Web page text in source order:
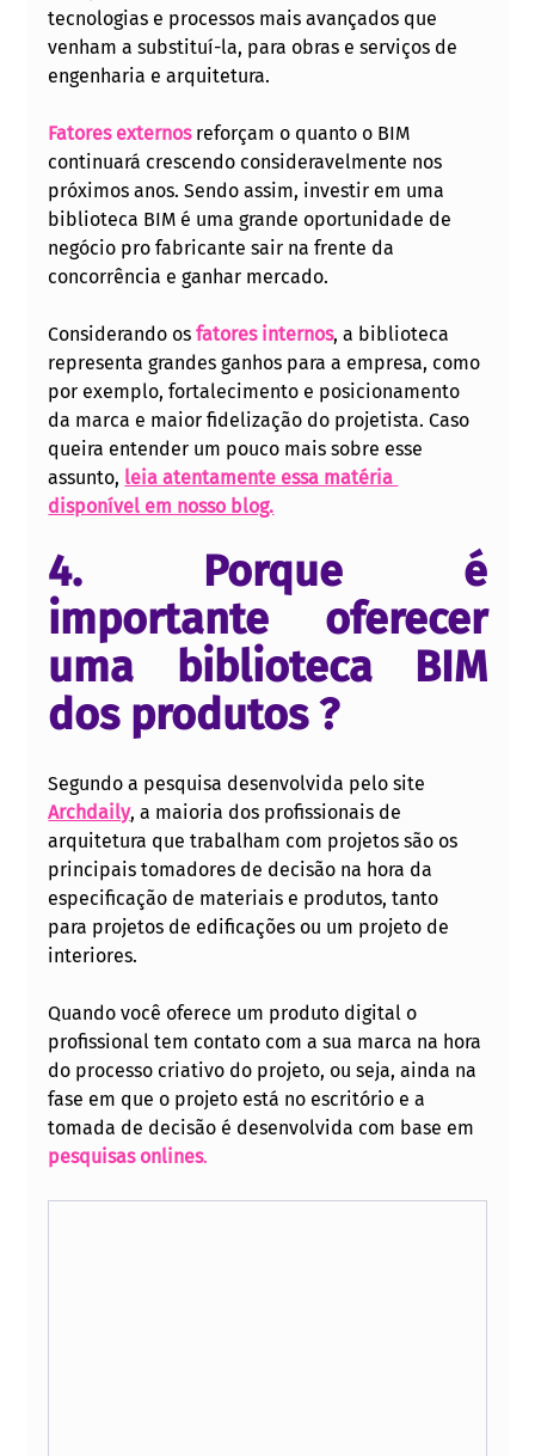
tecnologias e processos mais avançados que
venham a substituí-la, para obras e serviços de
engenharia e arquitetura.
Fatores externos reforçam o quanto o BIM
continuará crescendo consideravelmente nos
próximos anos. Sendo assim, investir em uma
biblioteca BIM é uma grande oportunidade de
negócio pro fabricante sair na frente da
concorrência e ganhar mercado.
Considerando os fatores internos, a biblioteca
representa grandes ganhos para a empresa, como
por exemplo, fortalecimento e posicionamento
da marca e maior fidelização do projetista. Caso
queira entender um pouco mais sobre esse
assunto, leia atentamente essa matéria
disponível em nosso blog.
4. Porque é
importante oferecer
uma biblioteca BIM
dos produtos ?
Segundo a pesquisa desenvolvida pelo site
Archdaily, a maioria dos profissionais de
arquitetura que trabalham com projetos são os
principais tomadores de decisão na hora da
especificação de materiais e produtos, tanto
para projetos de edificações ou um projeto de
interiores.
Quando você oferece um produto digital o
profissional tem contato com a sua marca na hora
do processo criativo do projeto, ou seja, ainda na
fase em que o projeto está no escritório e a
tomada de decisão é desenvolvida com base em
pesquisas onlines.